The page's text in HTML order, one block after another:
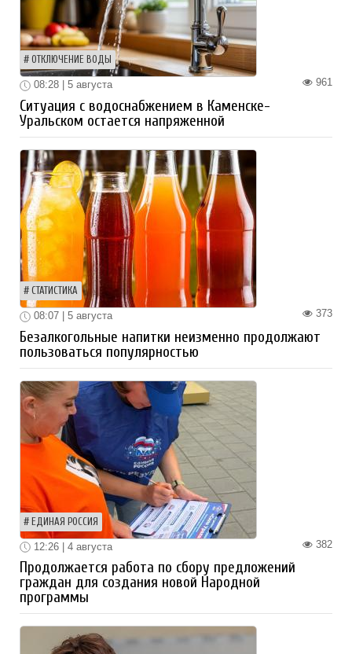
ОТКЛЮЧЕНИЕ ВОДЫ
961
08:28 | 5 августа
Ситуация с водоснабжением в Каменске-
Уральском остается напряженной
СТАТИСТИКА
373
08:07 | 5 августа
Безалкогольные напитки неизменно продолжают
пользоваться популярностью
ЕДИНАЯ РОССИЯ
382
12:26 | 4 августа
Продолжается работа по сбору предложений
граждан для создания новой Народной
программы